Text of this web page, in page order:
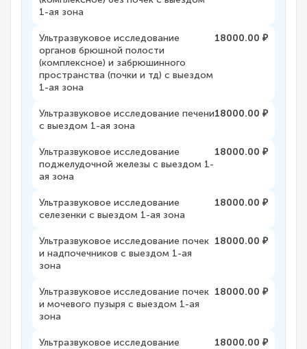
1-ая зона
Ультразвуковое исследование
органов брюшной полости
(комплексное) и забрюшинного
пространства (почки и тд) с выездом
1-ая зона
18000.00 ₽
Ультразвуковое исследование печени
с выездом 1-ая зона
18000.00 ₽
Ультразвуковое исследование
поджелудочной железы с выездом 1-
ая зона
18000.00 ₽
Ультразвуковое исследование
селезенки с выездом 1-ая зона
18000.00 ₽
Ультразвуковое исследование почек
и надпочечников с выездом 1-ая
зона
18000.00 ₽
Ультразвуковое исследование почек
и мочевого пузыря с выездом 1-ая
зона
18000.00 ₽
Ультразвуковое исследование
18000.00 ₽